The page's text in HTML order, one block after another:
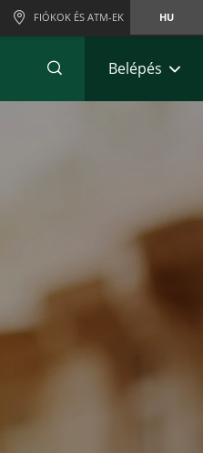
FIÓKOK ÉS ATM-EK HU
Belépés